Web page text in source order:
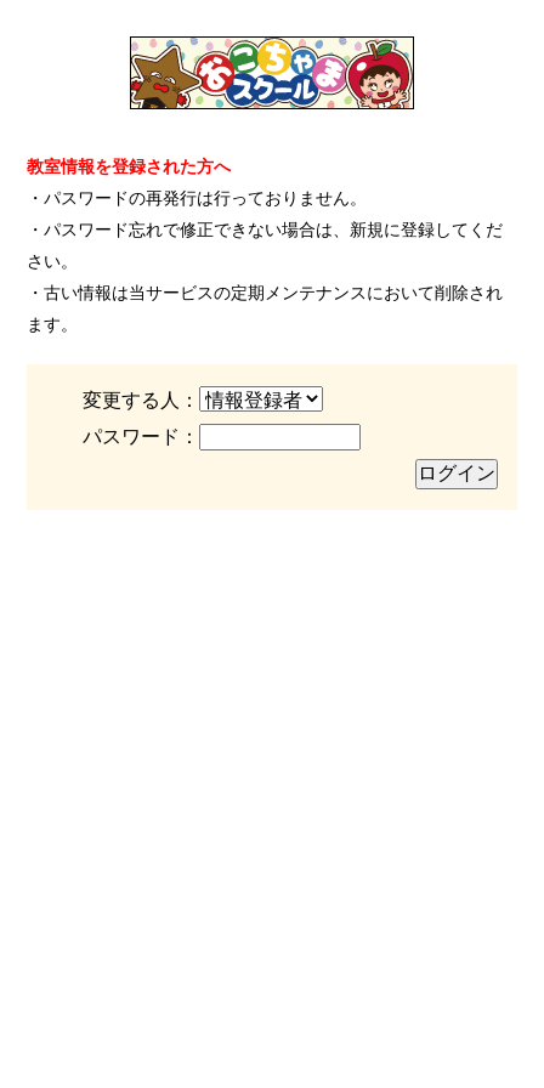
教室情報を登録された方へ
・パスワードの再発行は行っておりません。
・パスワード忘れで修正できない場合は、新規に登録してくだ
さい。
・古い情報は当サービスの定期メンテナンスにおいて削除され
ます。
変更する人：
パスワード：